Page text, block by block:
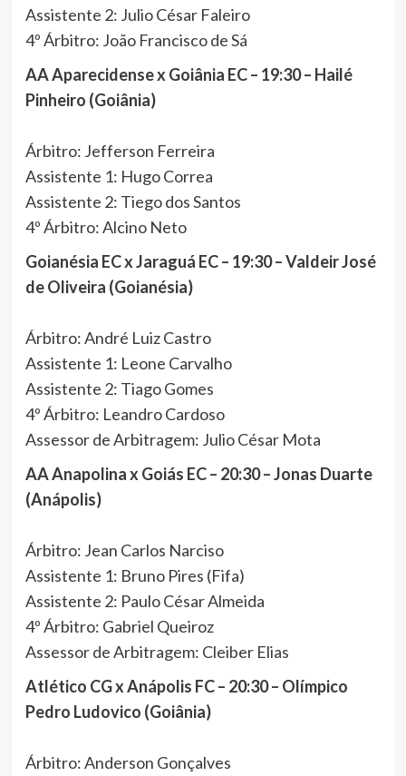
Assistente 2: Julio César Faleiro
4º Árbitro: João Francisco de Sá
AA Aparecidense x Goiânia EC – 19:30 – Hailé
Pinheiro (Goiânia)
Árbitro: Jefferson Ferreira
Assistente 1: Hugo Correa
Assistente 2: Tiego dos Santos
4º Árbitro: Alcino Neto
Goianésia EC x Jaraguá EC – 19:30 – Valdeir José
de Oliveira (Goianésia)
Árbitro: André Luiz Castro
Assistente 1: Leone Carvalho
Assistente 2: Tiago Gomes
4º Árbitro: Leandro Cardoso
Assessor de Arbitragem: Julio César Mota
AA Anapolina x Goiás EC – 20:30 – Jonas Duarte
(Anápolis)
Árbitro: Jean Carlos Narciso
Assistente 1: Bruno Pires (Fifa)
Assistente 2: Paulo César Almeida
4º Árbitro: Gabriel Queiroz
Assessor de Arbitragem: Cleiber Elias
Atlético CG x Anápolis FC – 20:30 – Olímpico
Pedro Ludovico (Goiânia)
Árbitro: Anderson Gonçalves